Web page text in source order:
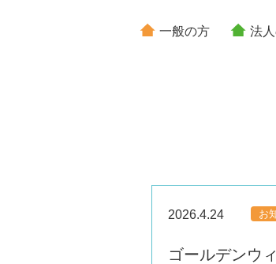
一般の方 法
2026.4.24 お
ゴールデンウ